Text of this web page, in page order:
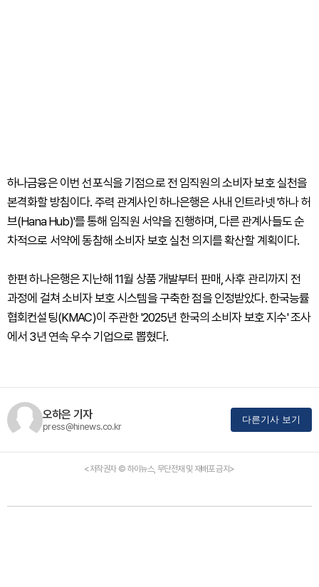
하나금융은 이번 선포식을 기점으로 전 임직원의 소비자 보호 실천을
본격화할 방침이다. 주력 관계사인 하나은행은 사내 인트라넷 '하나 허
브(Hana Hub)'를 통해 임직원 서약을 진행하며, 다른 관계사들도 순
차적으로 서약에 동참해 소비자 보호 실천 의지를 확산할 계획이다.
한편 하나은행은 지난해 11월 상품 개발부터 판매, 사후 관리까지 전
과정에 걸쳐 소비자 보호 시스템을 구축한 점을 인정받았다. 한국능률
협회컨설팅(KMAC)이 주관한 '2025년 한국의 소비자 보호 지수' 조사
에서 3년 연속 우수 기업으로 뽑혔다.
오하은 기자
press@hinews.co.kr
다른기사 보기
<저작권자 © 하이뉴스, 무단전재 및 재배포 금지>